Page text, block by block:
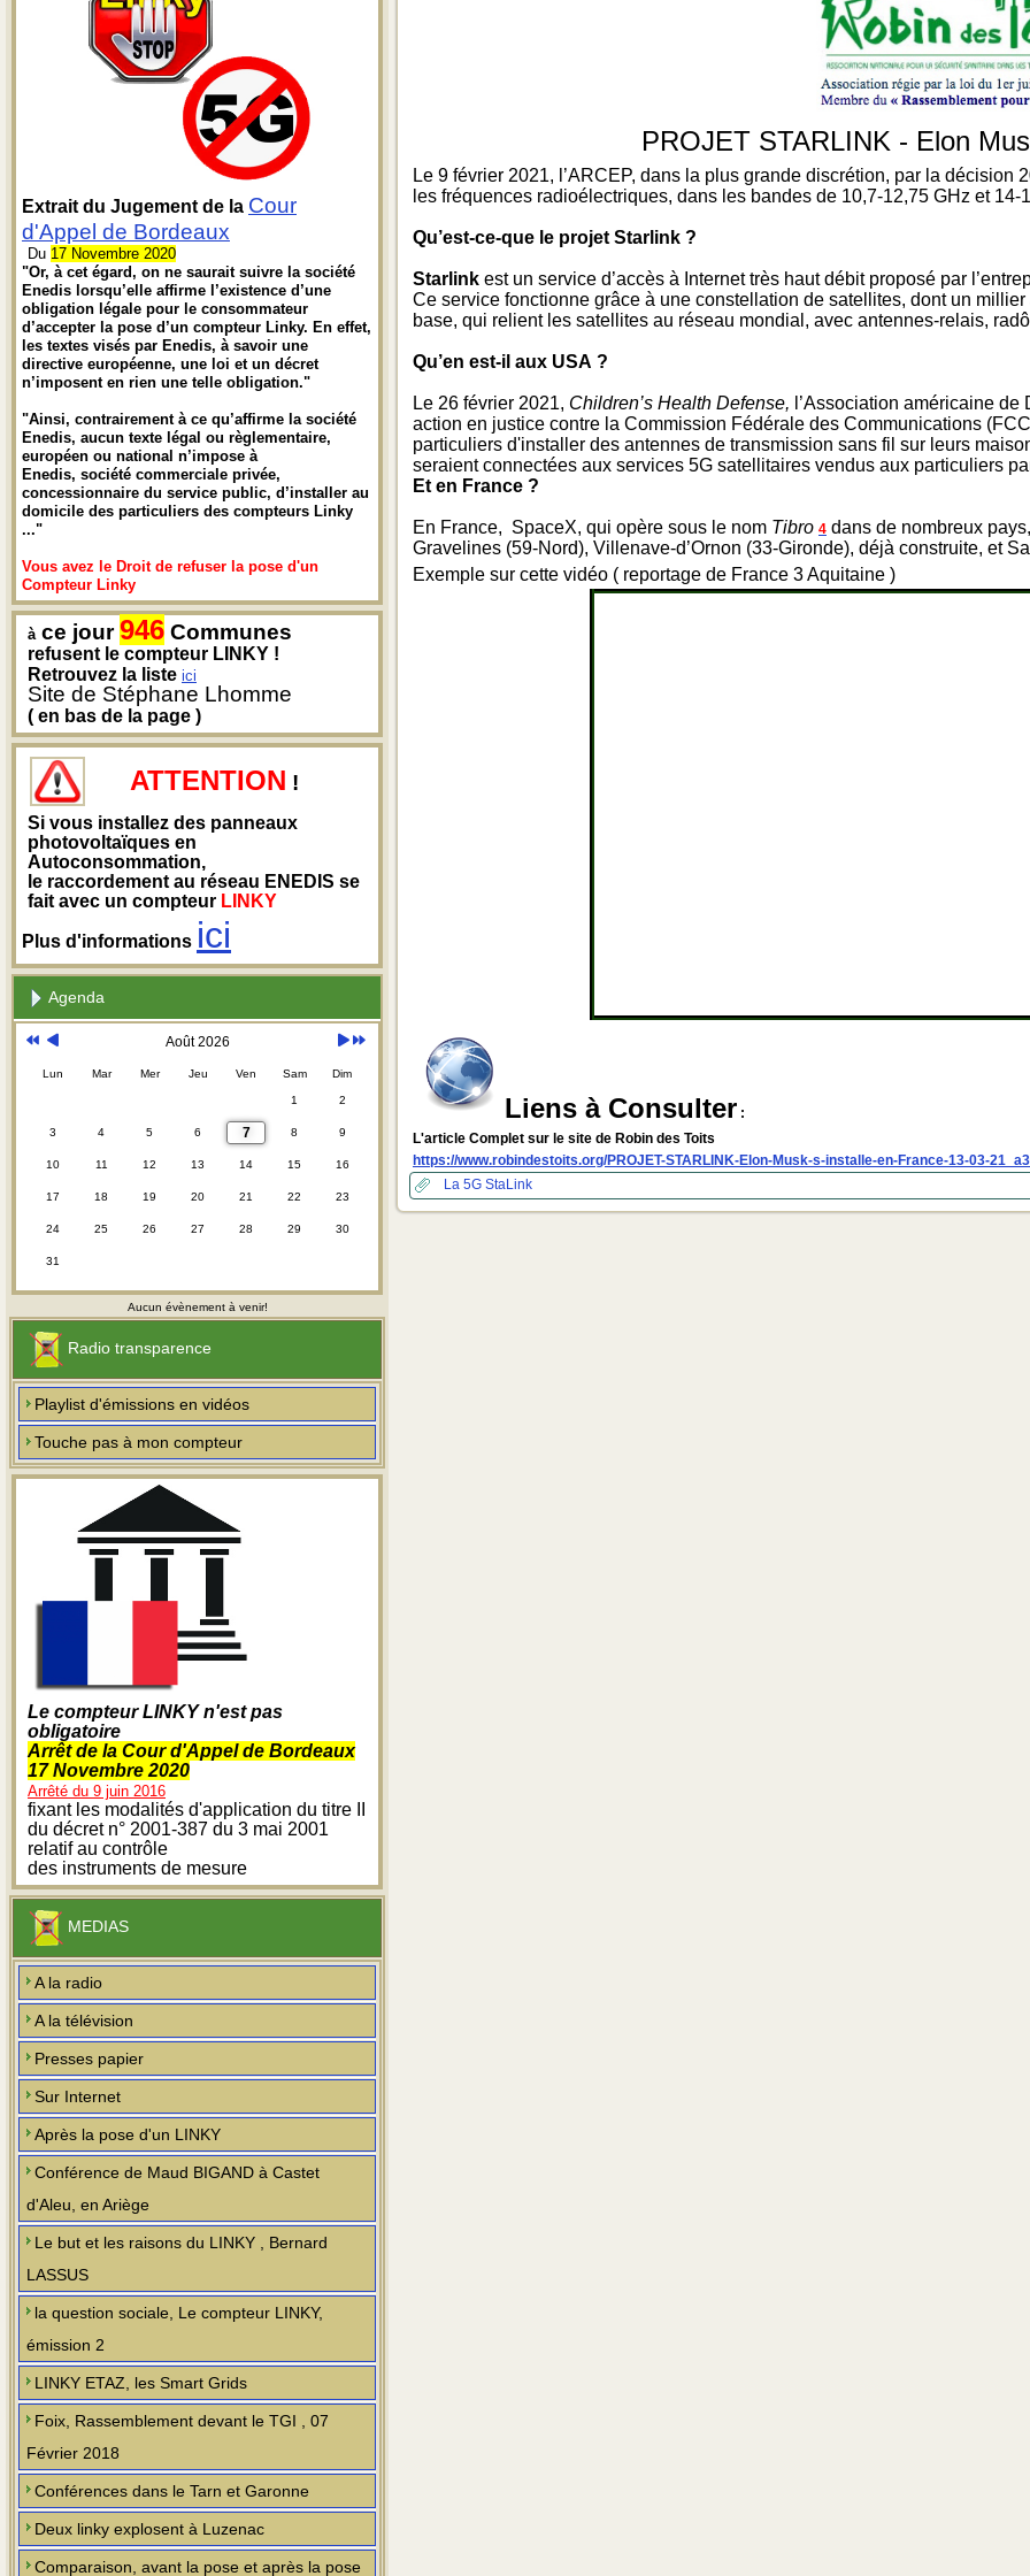
Extrait du Jugement de la Cour
d'Appel de Bordeaux
Du 17 Novembre 2020
"Or, à cet égard, on ne saurait suivre la société
Enedis lorsqu’elle affirme l’existence d’une
obligation légale pour le consommateur
d’accepter la pose d’un compteur Linky. En effet,
les textes visés par Enedis, à savoir une
directive européenne, une loi et un décret
n’imposent en rien une telle obligation."
"Ainsi, contrairement à ce qu’affirme la société
Enedis, aucun texte légal ou règlementaire,
européen ou national n’impose à
Enedis, société commerciale privée,
concessionnaire du service public, d’installer au
domicile des particuliers des compteurs Linky
..."
Vous avez le Droit de refuser la pose d'un
Compteur Linky
à ce jour946 Communes
refusent le compteur LINKY !
Retrouvez la liste ici
Site de Stéphane Lhomme
( en bas de la page )
ATTENTION !
Si vous installez des panneaux
photovoltaïques en
Autoconsommation,
le raccordement au réseau ENEDIS se
fait avec un compteur LINKY
Plus d'informations ici
Agenda
Août 2026
Lun Mar Mer Jeu Ven Sam Dim
1 2
3 4 5 6 7 8 9
10 11 12 13 14 15 16
17 18 19 20 21 22 23
24 25 26 27 28 29 30
31
Aucun évènement à venir!
Radio transparence
Playlist d'émissions en vidéos
Touche pas à mon compteur
Le compteur LINKY n'est pas
obligatoire
Arrêt de la Cour d'Appel de Bordeaux
17 Novembre 2020
Arrêté du 9 juin 2016
fixant les modalités d'application du titre II
du décret n° 2001-387 du 3 mai 2001
relatif au contrôle
des instruments de mesure
MEDIAS
A la radio
A la télévision
Presses papier
Sur Internet
Après la pose d'un LINKY
Conférence de Maud BIGAND à Castet
d'Aleu, en Ariège
Le but et les raisons du LINKY , Bernard
LASSUS
la question sociale, Le compteur LINKY,
émission 2
LINKY ETAZ, les Smart Grids
Foix, Rassemblement devant le TGI , 07
Février 2018
Conférences dans le Tarn et Garonne
Deux linky explosent à Luzenac
Comparaison, avant la pose et après la pose
PROJET STARLINK - Elon
Le 9 février 2021, l’ARCEP, dans la plus grande discrétion, par la
les fréquences radioélectriques, dans les bandes de 10,7-12,75 GHz et 14-
Qu’est-ce-que le projet Starlink ?
Starlink est un service d’accès à Internet très haut débit proposé par
Ce service fonctionne grâce à une constellation de satellites, dont un
base, qui relient les satellites au réseau mondial, avec antennes-relais,
Qu’en est-il aux USA ?
Le 26 février 2021, Children’s Health Defense, l’Association américaine
action en justice contre la Commission Fédérale des Communications
particuliers d'installer des antennes de transmission sans fil sur leurs
seraient connectées aux services 5G satellitaires vendus aux particuliers
Et en France ?
En France, SpaceX, qui opère sous le nom Tibro 4 dans de nombreux
Gravelines (59-Nord), Villenave-d’Ornon (33-Gironde), déjà construite, et
Exemple sur cette vidéo ( reportage de France 3 Aquitaine )
Liens à Consulter :
L'article Complet sur le site de Robin des Toits
https://www.robindestoits.org/PROJET-STARLINK-Elon-Musk-s-installe-en-France-13-03-
La 5G StaLink